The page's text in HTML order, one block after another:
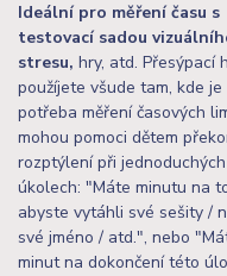
Ideální pro měření času s
testovací sadou
stresu, hry, atd. Přesýpací
použíjete všude tam, kde je
potřeba měření časových
mohou pomoci dětem
rozptýlení při jednoduchých
úkolech: "Máte minutu na
abyste vytáhli své sešity /
své jméno / atd.", nebo
minut na dokončení této